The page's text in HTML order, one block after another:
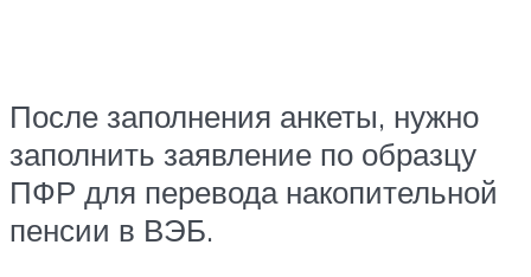
После заполнения анкеты, нужно
заполнить заявление по образцу
ПФР для перевода накопительной
пенсии в ВЭБ.